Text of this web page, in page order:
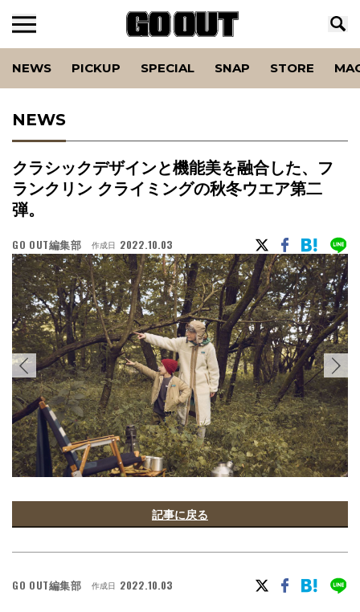
NEWS PICKUP SPECIAL SNAP STORE
NEWS
クラシックデザインと機能美を融合した、フ
ランクリン クライミングの秋冬ウエア第二
弾。
GO OUT編集部 作成日 2022.10.03
記事に戻る
GO OUT編集部 作成日 2022.10.03